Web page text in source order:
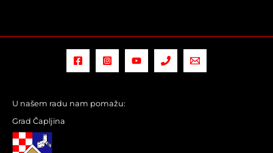
U našem radu nam pomažu:
Grad Čapljina